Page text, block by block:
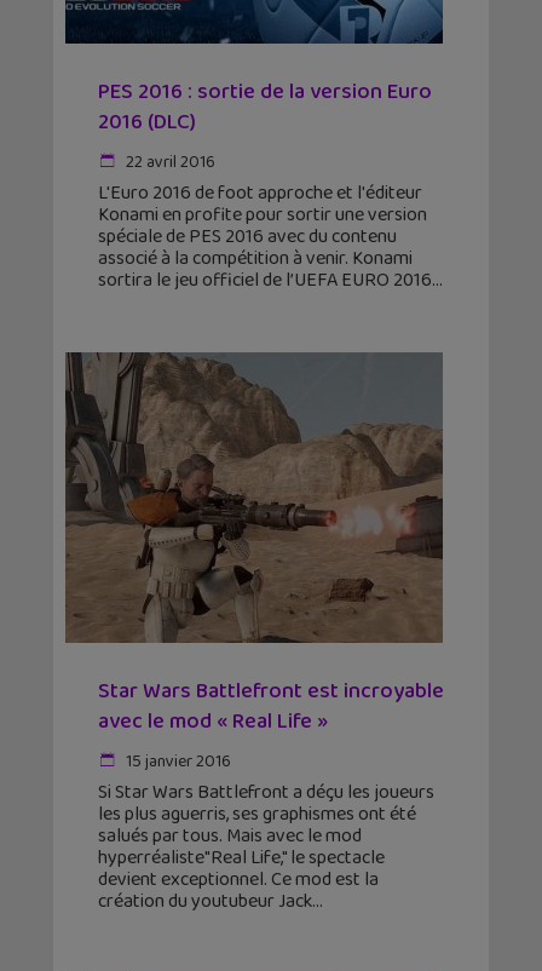
PES 2016 : sortie de la version Euro
2016 (DLC)
22 avril 2016
L'Euro 2016 de foot approche et l'éditeur
Konami en profite pour sortir une version
spéciale de PES 2016 avec du contenu
associé à la compétition à venir. Konami
sortira le jeu officiel de l’UEFA EURO 2016
Star Wars Battlefront est incroyable
avec le mod « Real Life »
15 janvier 2016
Si Star Wars Battlefront a déçu les joueurs
les plus aguerris, ses graphismes ont été
salués par tous. Mais avec le mod
hyperréaliste"Real Life," le spectacle
devient exceptionnel. Ce mod est la
création du youtubeur Jack